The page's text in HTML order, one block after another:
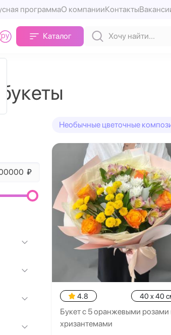
программаО компанииКонтакты
Каталог
₽
Необычные цветочные
4.8 40 x 40
Букет с 5 оранжевыми розами
хризантемами